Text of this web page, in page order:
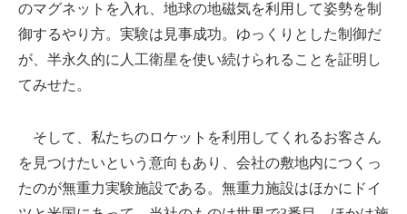
のマグネットを入れ、地球の地磁気を利用して姿勢を制
御するやり方。実験は見事成功。ゆっくりとした制御だ
が、半永久的に人工衛星を使い続けられることを証明し
てみせた。
そして、私たちのロケットを利用してくれるお客さん
を見つけたいという意向もあり、会社の敷地内につくっ
たのが無重力実験施設である。無重力施設はほかにドイ